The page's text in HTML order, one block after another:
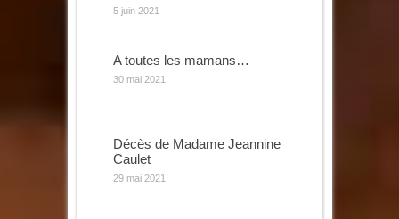
5 juin 2021
A toutes les mamans…
30 mai 2021
Décès de Madame Jeannine
Caulet
29 mai 2021